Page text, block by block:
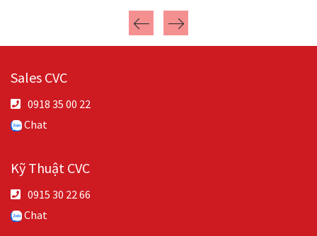
Sales CVC
0918 35 00 22
Chat
Kỹ Thuật CVC
0915 30 22 66
Chat